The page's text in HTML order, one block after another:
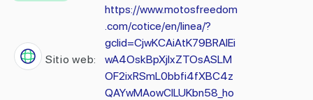
Sitio web:
https://www.motosfreedom
.com/cotice/en/linea/?
gclid=CjwKCAiAtK79BRAIEi
wA4OskBpXjlxZTOsASLM
OF2ixRSmL0bbfi4fXBC4z
QAYwMAowClLUKbn58_ho